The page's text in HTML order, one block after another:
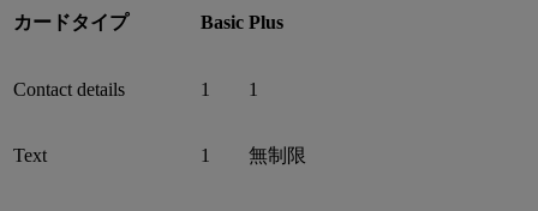
カードタイプ Basic Plus
Contact details 1 1
Text 1 無制限